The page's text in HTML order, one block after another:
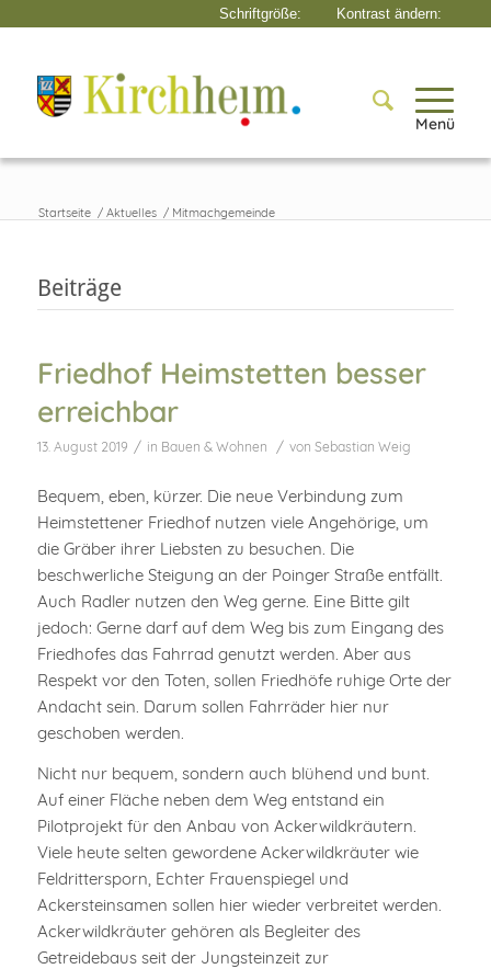
Menü
Startseite / Aktuelles / Mitmachgemeinde
Beiträge
Friedhof Heimstetten besser
erreichbar
13. August 2019 / in Bauen & Wohnen / von Sebastian Weig
Bequem, eben, kürzer. Die neue Verbindung zum
Heimstettener Friedhof nutzen viele Angehörige, um
die Gräber ihrer Liebsten zu besuchen. Die
beschwerliche Steigung an der Poinger Straße entfällt.
Auch Radler nutzen den Weg gerne. Eine Bitte gilt
jedoch: Gerne darf auf dem Weg bis zum Eingang des
Friedhofes das Fahrrad genutzt werden. Aber aus
Respekt vor den Toten, sollen Friedhöfe ruhige Orte der
Andacht sein. Darum sollen Fahrräder hier nur
geschoben werden.
Nicht nur bequem, sondern auch blühend und bunt.
Auf einer Fläche neben dem Weg entstand ein
Pilotprojekt für den Anbau von Ackerwildkräutern.
Viele heute selten gewordene Ackerwildkräuter wie
Feldrittersporn, Echter Frauenspiegel und
Ackersteinsamen sollen hier wieder verbreitet werden.
Ackerwildkräuter gehören als Begleiter des
Getreidebaus seit der Jungsteinzeit zur